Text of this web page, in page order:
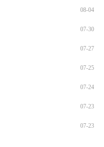
08-04
07-30
07-27
07-25
07-24
07-23
07-23